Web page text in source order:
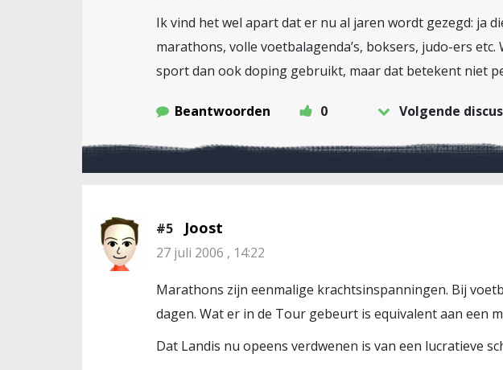
Ik vind het wel apart dat er nu al jaren wordt gezegd: ja
marathons, volle voetbalagenda’s, boksers, judo-ers
sport dan ook doping gebruikt, maar dat betekent niet
Beantwoorden 0 Volgende
#5 Joost
27 juli 2006 , 14:22
Marathons zijn eenmalige krachtsinspanningen. Bij
dagen. Wat er in de Tour gebeurt is equivalent aan een
Dat Landis nu opeens verdwenen is van een lucratieve